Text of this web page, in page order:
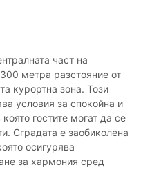
част на
метра разстояние от
курортна зона. Този
условия за спокойна и
гостите могат да се
Сградата е заобиколена
осигурява
за хармония сред